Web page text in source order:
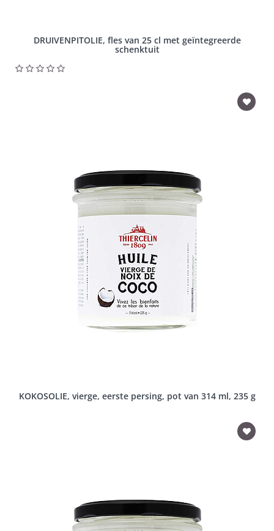
DRUIVENPITOLIE, fles van 25 cl met geïntegreerde
schenktuit
KOKOSOLIE, vierge, eerste persing, pot van 314 ml, 235 g